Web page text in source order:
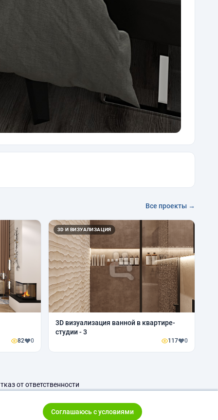
Все проекты →
82 0
3D И ВИЗУАЛИЗАЦИЯ
3D визуализация ванной в квартире-
студии - 3
117 0
от ответственности
Соглашаюсь с условиями